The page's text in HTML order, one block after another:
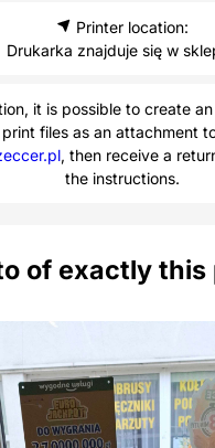
Printer location:
Drukarka znajduje się w
it is possible to create
files as an attachment
, then receive a
the instructions.
of exactly